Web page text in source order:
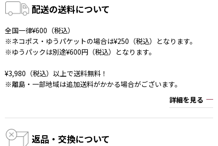
配送の送料について
全国一律¥600（税込）
※ネコポス・ゆうパケットの場合は¥250（税込）となります。
※ゆうパックは別途¥600円（税込）となります。
¥3,980（税込）以上で送料無料！
※離島・一部地域は追加送料がかかる場合がございます。
詳細を見る
返品・交換について